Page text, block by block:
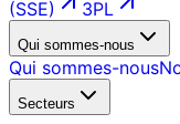
(SSE)
3PL
Qui sommes-nous
Qui sommes-nous
Secteurs